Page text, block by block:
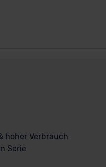
hoher Verbrauch
Serie